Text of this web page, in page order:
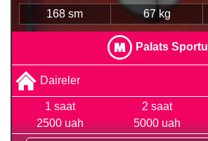
168 sm 67 kg
Palats Sportu
Daireler
1 saat
2500 uah
2 saat
5000 uah